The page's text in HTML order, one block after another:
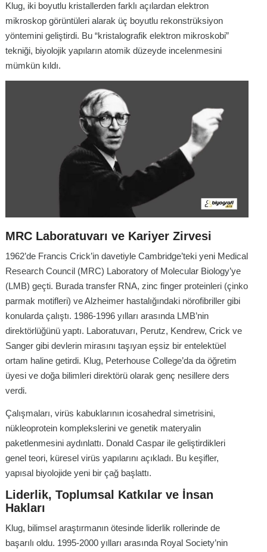
Klug, iki boyutlu kristallerden farklı açılardan elektron
mikroskop görüntüleri alarak üç boyutlu rekonstrüksiyon
yöntemini geliştirdi. Bu “kristalografik elektron mikroskobi”
tekniği, biyolojik yapıların atomik düzeyde incelenmesini
mümkün kıldı.
MRC Laboratuvarı ve Kariyer Zirvesi
1962’de Francis Crick’in davetiyle Cambridge’teki yeni Medical
Research Council (MRC) Laboratory of Molecular Biology’ye
(LMB) geçti. Burada transfer RNA, zinc finger proteinleri (çinko
parmak motifleri) ve Alzheimer hastalığındaki nörofibriller gibi
konularda çalıştı. 1986-1996 yılları arasında LMB’nin
direktörlüğünü yaptı. Laboratuvarı, Perutz, Kendrew, Crick ve
Sanger gibi devlerin mirasını taşıyan eşsiz bir entelektüel
ortam haline getirdi. Klug, Peterhouse College’da da öğretim
üyesi ve doğa bilimleri direktörü olarak genç nesillere ders
verdi.
Çalışmaları, virüs kabuklarının icosahedral simetrisini,
nükleoprotein komplekslerini ve genetik materyalin
paketlenmesini aydınlattı. Donald Caspar ile geliştirdikleri
genel teori, küresel virüs yapılarını açıkladı. Bu keşifler,
yapısal biyolojide yeni bir çağ başlattı.
Liderlik, Toplumsal Katkılar ve İnsan
Hakları
Klug, bilimsel araştırmanın ötesinde liderlik rollerinde de
başarılı oldu. 1995-2000 yılları arasında Royal Society’nin